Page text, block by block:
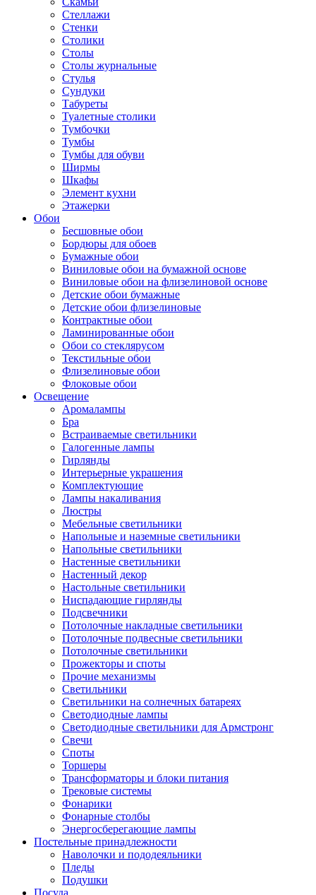
Стеллажи
Стенки
Столики
Столы
Столы журнальные
Стулья
Сундуки
Табуреты
Туалетные столики
Тумбочки
Тумбы
Тумбы для обуви
Ширмы
Шкафы
Элемент кухни
Этажерки
Обои
Бесшовные обои
Бордюры для обоев
Бумажные обои
Виниловые обои на бумажной основе
Виниловые обои на флизелиновой основе
Детские обои бумажные
Детские обои флизелиновые
Контрактные обои
Ламинированные обои
Обои со стеклярусом
Текстильные обои
Флизелиновые обои
Флоковые обои
Освещение
Аромалампы
Бра
Встраиваемые светильники
Галогенные лампы
Гирлянды
Интерьерные украшения
Комплектующие
Лампы накаливания
Люстры
Мебельные светильники
Напольные и наземные светильники
Напольные светильники
Настенные светильники
Настенный декор
Настольные светильники
Ниспадающие гирлянды
Подсвечники
Потолочные накладные светильники
Потолочные подвесные светильники
Потолочные светильники
Прожекторы и споты
Прочие механизмы
Светильники
Светильники на солнечных батареях
Светодиодные лампы
Светодиодные светильники для Армстронг
Свечи
Споты
Торшеры
Трансформаторы и блоки питания
Трековые системы
Фонарики
Фонарные столбы
Энергосберегающие лампы
Постельные принадлежности
Наволочки и пододеяльники
Пледы
Подушки
Посуда